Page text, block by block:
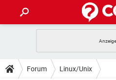
ANDROID
TIPPS & TRICKS
Forum Linux/Unix